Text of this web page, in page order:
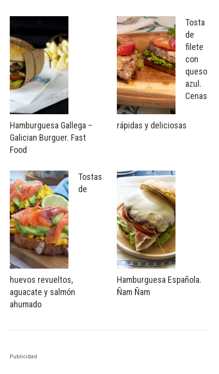
Hamburguesa Gallega –
Galician Burguer. Fast
Food
Tostas
de
huevos revueltos,
aguacate y salmón
ahumado
Tosta
de
filete
con
queso
azul.
Cenas
rápidas y deliciosas
Hamburguesa Española.
Ñam Ñam
Publicidad